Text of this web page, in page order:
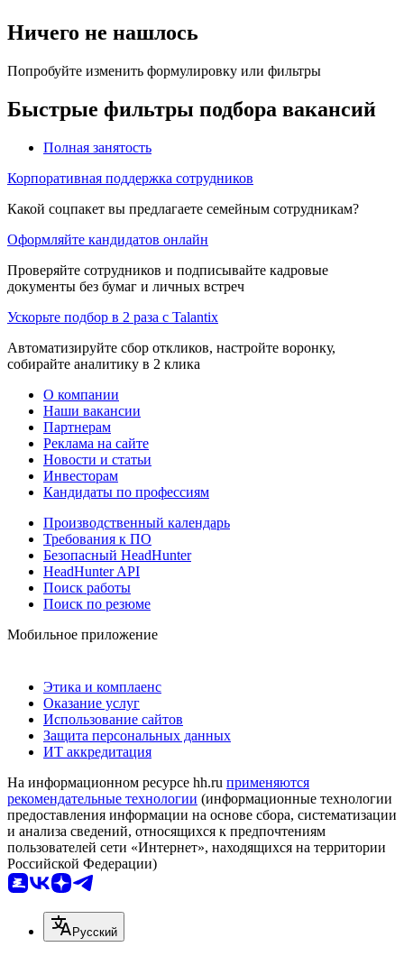
Ничего не нашлось
Попробуйте изменить формулировку или фильтры
Быстрые фильтры подбора вакансий
Полная занятость
Корпоративная поддержка сотрудников
Какой соцпакет вы предлагаете семейным сотрудникам?
Оформляйте кандидатов онлайн
Проверяйте сотрудников и подписывайте кадровые
документы без бумаг и личных встреч
Ускорьте подбор в 2 раза с Talantix
Автоматизируйте сбор откликов, настройте воронку,
собирайте аналитику в 2 клика
О компании
Наши вакансии
Партнерам
Реклама на сайте
Новости и статьи
Инвесторам
Кандидаты по профессиям
Производственный календарь
Требования к ПО
Безопасный HeadHunter
HeadHunter API
Поиск работы
Поиск по резюме
Мобильное приложение
Этика и комплаенс
Оказание услуг
Использование сайтов
Защита персональных данных
ИТ аккредитация
На информационном ресурсе hh.ru применяются
рекомендательные технологии (информационные технологии
предоставления информации на основе сбора, систематизации
и анализа сведений, относящихся к предпочтениям
пользователей сети «Интернет», находящихся на территории
Российской Федерации)
Русский